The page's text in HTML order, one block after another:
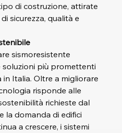
di costruzione, attirate
sicurezza, qualità e
sismoresistente
più promettenti
in Italia. Oltre a migliorare
risponde alle
richieste dal
la domanda di edifici
a crescere, i sistemi